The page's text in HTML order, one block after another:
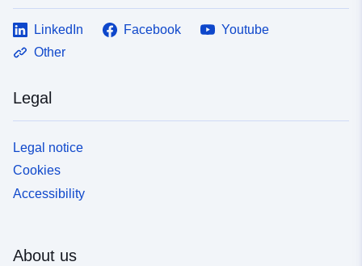
LinkedIn Facebook
Youtube
Other
Legal
Legal notice
Cookies
Accessibility
About us